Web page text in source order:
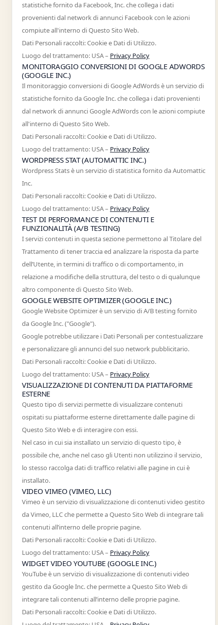
statistiche fornito da Facebook, Inc. che collega i dati
provenienti dal network di annunci Facebook con le azioni
compiute all'interno di Questo Sito Web.
Dati Personali raccolti: Cookie e Dati di Utilizzo.
Luogo del trattamento: USA – Privacy Policy
MONITORAGGIO CONVERSIONI DI GOOGLE ADWORDS
(GOOGLE INC.)
Il monitoraggio conversioni di Google AdWords è un servizio di
statistiche fornito da Google Inc. che collega i dati provenienti
dal network di annunci Google AdWords con le azioni compiute
all'interno di Questo Sito Web.
Dati Personali raccolti: Cookie e Dati di Utilizzo.
Luogo del trattamento: USA – Privacy Policy
WORDPRESS STAT (AUTOMATTIC INC.)
Wordpress Stats è un servizio di statistica fornito da Automattic
Inc.
Dati Personali raccolti: Cookie e Dati di Utilizzo.
Luogo del trattamento: USA – Privacy Policy
TEST DI PERFORMANCE DI CONTENUTI E
FUNZIONALITÀ (A/B TESTING)
I servizi contenuti in questa sezione permettono al Titolare del
Trattamento di tener traccia ed analizzare la risposta da parte
dell’Utente, in termini di traffico o di comportamento, in
relazione a modifiche della struttura, del testo o di qualunque
altro componente di Questo Sito Web.
GOOGLE WEBSITE OPTIMIZER (GOOGLE INC.)
Google Website Optimizer è un servizio di A/B testing fornito
da Google Inc. ("Google").
Google potrebbe utilizzare i Dati Personali per contestualizzare
e personalizzare gli annunci del suo network pubblicitario.
Dati Personali raccolti: Cookie e Dati di Utilizzo.
Luogo del trattamento: USA – Privacy Policy
VISUALIZZAZIONE DI CONTENUTI DA PIATTAFORME
ESTERNE
Questo tipo di servizi permette di visualizzare contenuti
ospitati su piattaforme esterne direttamente dalle pagine di
Questo Sito Web e di interagire con essi.
Nel caso in cui sia installato un servizio di questo tipo, è
possibile che, anche nel caso gli Utenti non utilizzino il servizio,
lo stesso raccolga dati di traffico relativi alle pagine in cui è
installato.
VIDEO VIMEO (VIMEO, LLC)
Vimeo è un servizio di visualizzazione di contenuti video gestito
da Vimeo, LLC che permette a Questo Sito Web di integrare tali
contenuti all’interno delle proprie pagine.
Dati Personali raccolti: Cookie e Dati di Utilizzo.
Luogo del trattamento: USA – Privacy Policy
WIDGET VIDEO YOUTUBE (GOOGLE INC.)
YouTube è un servizio di visualizzazione di contenuti video
gestito da Google Inc. che permette a Questo Sito Web di
integrare tali contenuti all’interno delle proprie pagine.
Dati Personali raccolti: Cookie e Dati di Utilizzo.